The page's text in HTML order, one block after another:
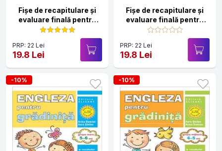
Fişe de recapitulare şi
evaluare finală pentru
clasa I
PRP: 22 Lei
19.8 Lei
Fişe de recapitulare şi
evaluare finală pentru
clasa pregătitoare
PRP: 22 Lei
19.8 Lei
-10% -10%